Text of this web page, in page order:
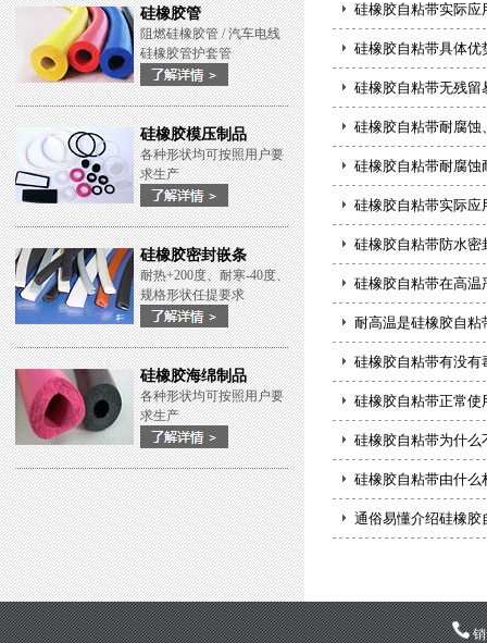
硅橡胶管
阻燃硅橡胶管 / 汽车电线
硅橡胶管护套管
硅橡胶模压制品
各种形状均可按照用户要
求生产
硅橡胶密封嵌条
耐热+200度、耐寒-40度、
规格形状任提要求
硅橡胶海绵制品
各种形状均可按照用户要
求生产
硅橡胶自粘带实际应
硅橡胶自粘带具体优
硅橡胶自粘带无残留
硅橡胶自粘带耐腐蚀
硅橡胶自粘带耐腐蚀
硅橡胶自粘带实际应
硅橡胶自粘带防水密
硅橡胶自粘带在高温
耐高温是硅橡胶自粘
硅橡胶自粘带有没有
硅橡胶自粘带正常使
硅橡胶自粘带为什么
硅橡胶自粘带由什么
通俗易懂介绍硅橡胶
销